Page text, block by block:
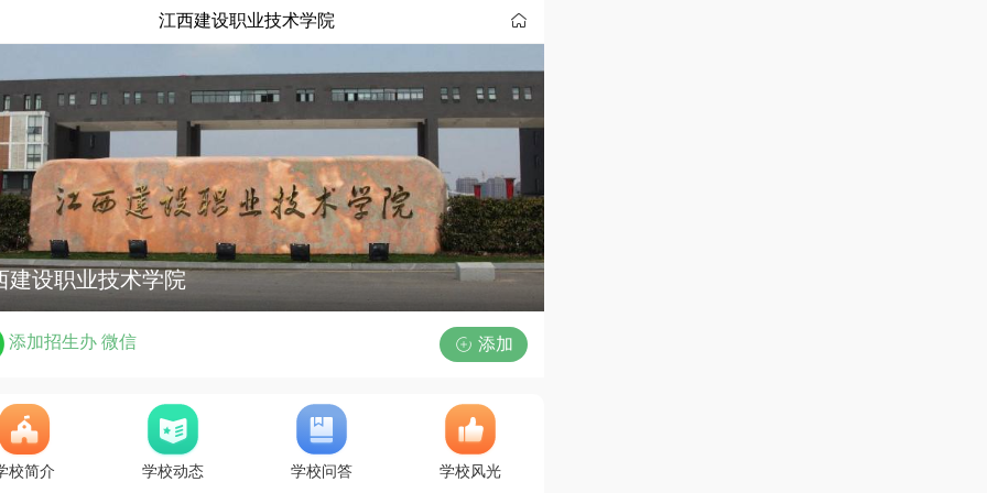
江西建设职业技术学院 
建设职业技术学院
添加招生办 微信  添加
校简介 学校动态 学校问答 学校风光